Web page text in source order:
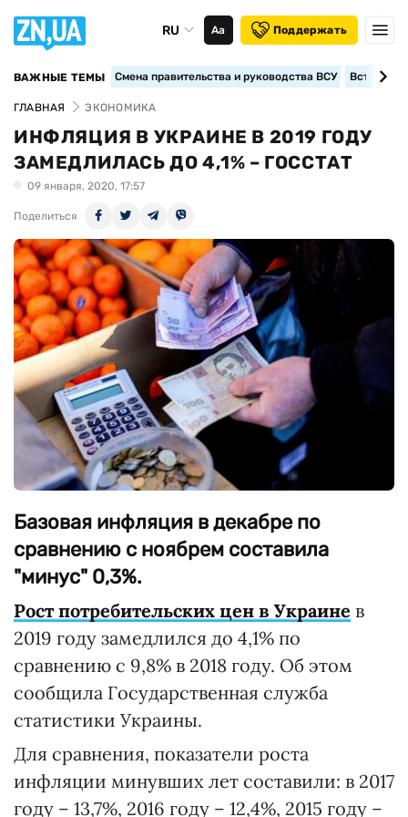
RU Аа Поддержать
ВАЖНЫЕ ТЕМЫ Смена правительства и руководства ВСУ
ГЛАВНАЯ ЭКОНОМИКА
ИНФЛЯЦИЯ В УКРАИНЕ В 2019 ГОДУ
ЗАМЕДЛИЛАСЬ ДО 4,1% – ГОССТАТ
09 января, 2020, 17:57
Поделиться
Базовая инфляция в декабре по
сравнению с ноябрем составила
"минус" 0,3%.
Рост потребительских цен в Украине в
2019 году замедлился до 4,1% по
сравнению с 9,8% в 2018 году. Об этом
сообщила Государственная служба
статистики Украины.
Для сравнения, показатели роста
инфляции минувших лет составили: в 2017
году – 13,7%, 2016 году – 12,4%, 2015 году –